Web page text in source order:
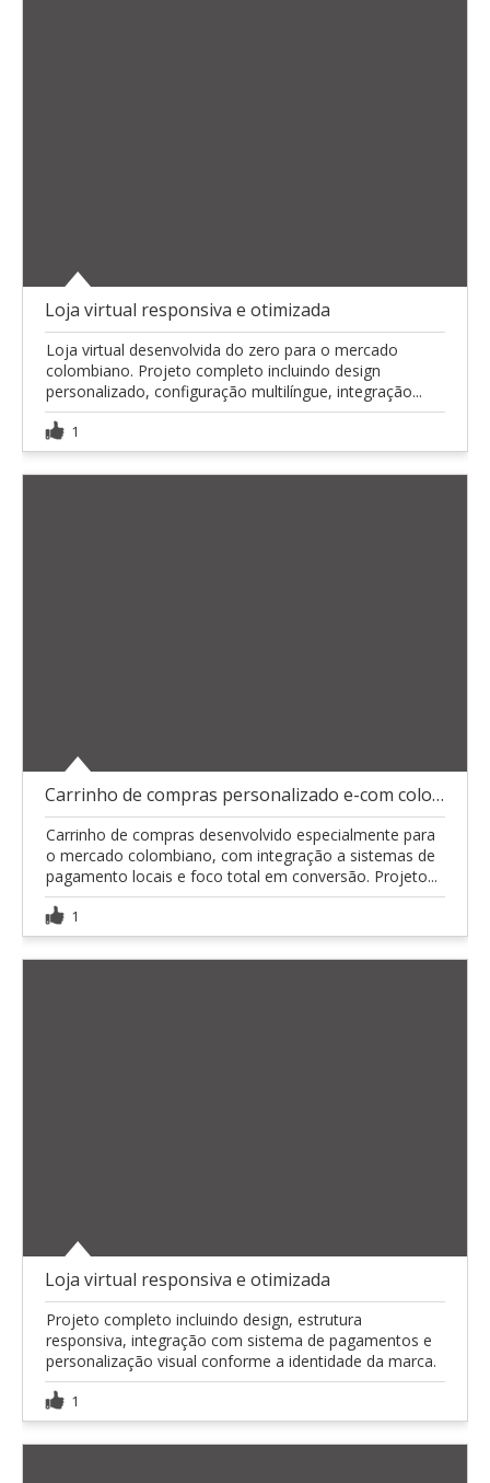
Loja virtual responsiva e otimizada
Loja virtual desenvolvida do zero para o mercado
colombiano. Projeto completo incluindo design
personalizado, configuração multilíngue, integração...
1
Carrinho de compras personalizado e-com colombiano
Carrinho de compras desenvolvido especialmente para
o mercado colombiano, com integração a sistemas de
pagamento locais e foco total em conversão. Projeto...
1
Loja virtual responsiva e otimizada
Projeto completo incluindo design, estrutura
responsiva, integração com sistema de pagamentos e
personalização visual conforme a identidade da marca.
1